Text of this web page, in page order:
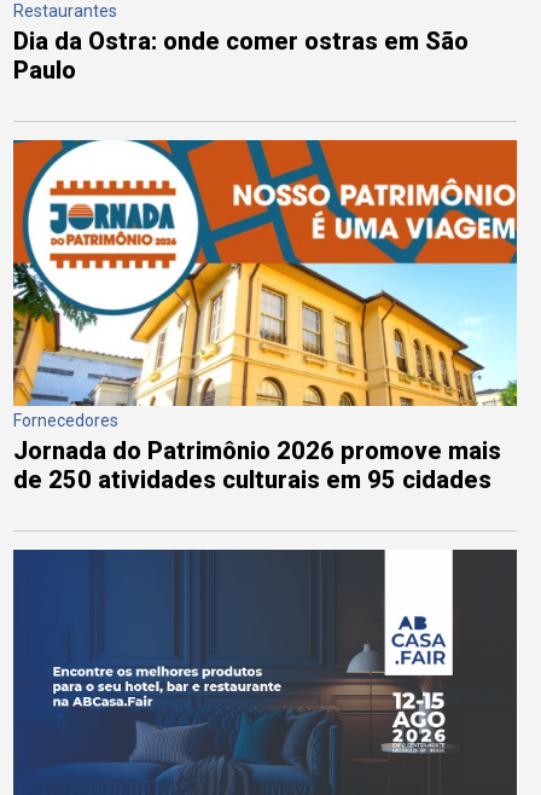
Restaurantes
Dia da Ostra: onde comer ostras em São
Paulo
Fornecedores
Jornada do Patrimônio 2026 promove mais
de 250 atividades culturais em 95 cidades